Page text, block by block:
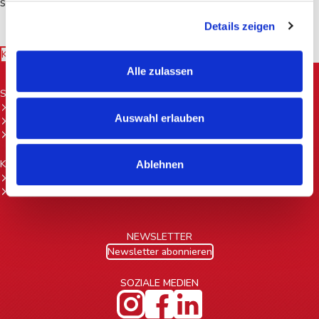
Details zeigen
Alle zulassen
Auswahl erlauben
Ablehnen
Kägi Team
SUPPORT
Presse
KÄGI SHOPS
Landquart (GR)
NEWSLETTER
Newsletter abonnieren
SOZIALE MEDIEN